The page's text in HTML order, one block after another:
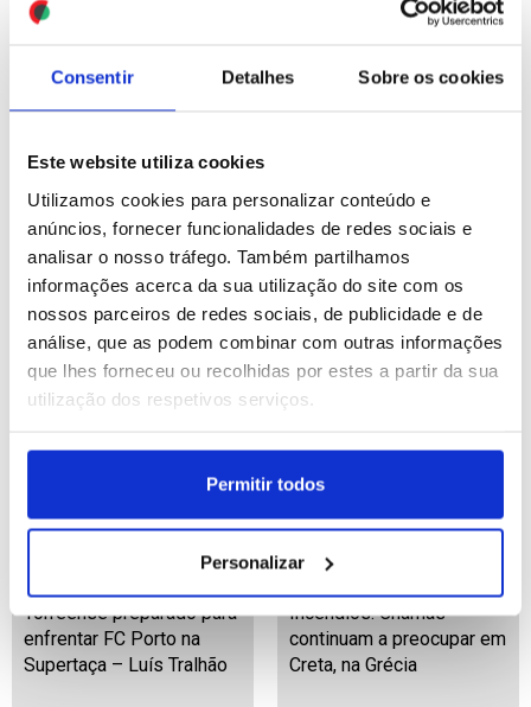
Consentir Detalhes Sobre os cookies
Este website utiliza cookies
Utilizamos cookies para personalizar conteúdo e
anúncios, fornecer funcionalidades de redes sociais e
analisar o nosso tráfego. Também partilhamos
informações acerca da sua utilização do site com os
nossos parceiros de redes sociais, de publicidade e de
análise, que as podem combinar com outras informações
que lhes forneceu ou recolhidas por estes a partir da sua
utilização dos respetivos serviços.
Permitir todos
Personalizar
Date: 01/08/2026 05:00
Farioli diz que FC Porto
está em boa forma para
conquistar Supertaça
ID: 47550555
Torreense preparado para
enfrentar FC Porto na
Supertaça – Luís Tralhão
(editado)
ID: 47550368 Date: 31/07/2026 22:06
Torreense preparado para
enfrentar FC Porto na
Supertaça – Luís Tralhão
Incêndios: Chamas
continuam a preocupar em
Creta, na Grécia